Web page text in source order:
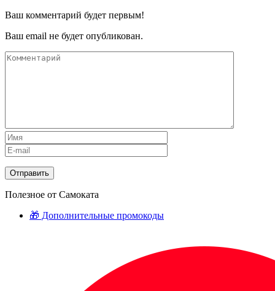
Ваш комментарий будет первым!
Ваш email не будет опубликован.
Полезное от Самоката
🎁 Дополнительные промокоды